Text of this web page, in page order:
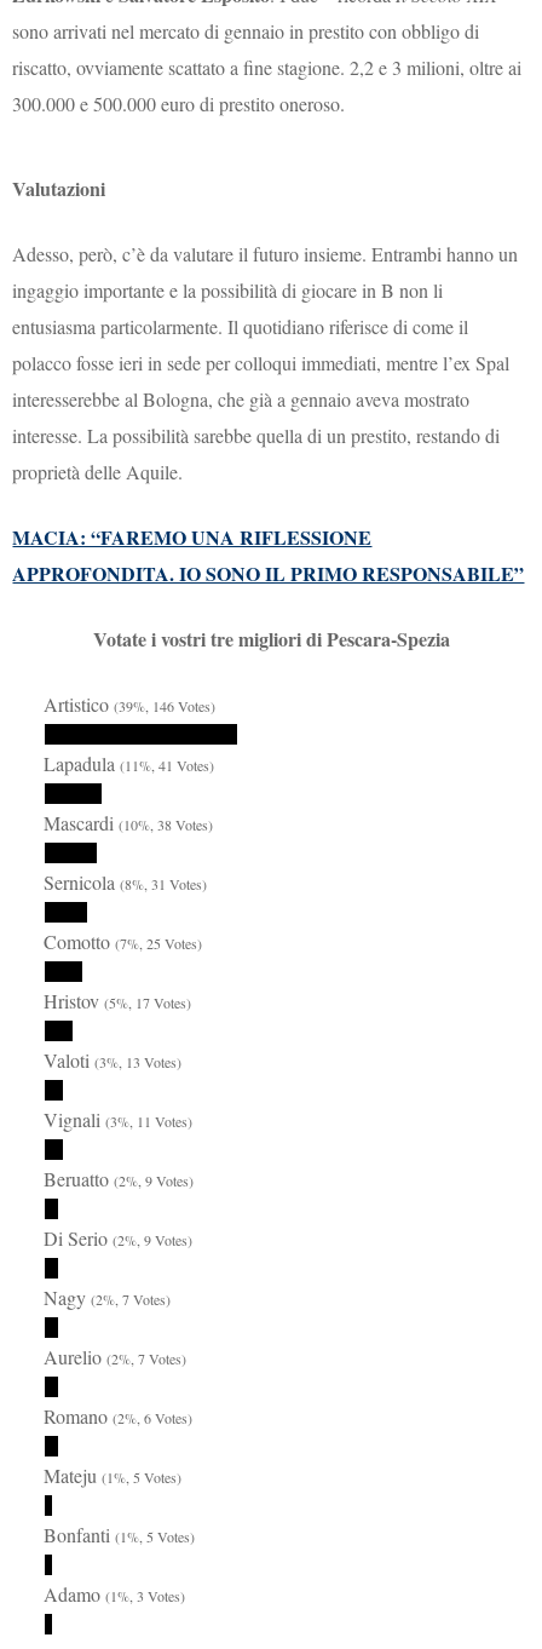
sono arrivati nel mercato di gennaio in prestito con obbligo di
riscatto, ovviamente scattato a fine stagione. 2,2 e 3 milioni, oltre ai
300.000 e 500.000 euro di prestito oneroso.
Valutazioni
Adesso, però, c’è da valutare il futuro insieme. Entrambi hanno un
ingaggio importante e la possibilità di giocare in B non li
entusiasma particolarmente. Il quotidiano riferisce di come il
polacco fosse ieri in sede per colloqui immediati, mentre l’ex Spal
interesserebbe al Bologna, che già a gennaio aveva mostrato
interesse. La possibilità sarebbe quella di un prestito, restando di
proprietà delle Aquile.
MACIA: “FAREMO UNA RIFLESSIONE
APPROFONDITA. IO SONO IL PRIMO RESPONSABILE”
Votate i vostri tre migliori di Pescara-Spezia
Artistico(39%, 146 Votes)
Lapadula(11%, 41 Votes)
Mascardi(10%, 38 Votes)
Sernicola(8%, 31 Votes)
Comotto(7%, 25 Votes)
Hristov(5%, 17 Votes)
Valoti(3%, 13 Votes)
Vignali(3%, 11 Votes)
Beruatto(2%, 9 Votes)
Di Serio(2%, 9 Votes)
Nagy(2%, 7 Votes)
Aurelio(2%, 7 Votes)
Romano(2%, 6 Votes)
Mateju(1%, 5 Votes)
Bonfanti(1%, 5 Votes)
Adamo(1%, 3 Votes)